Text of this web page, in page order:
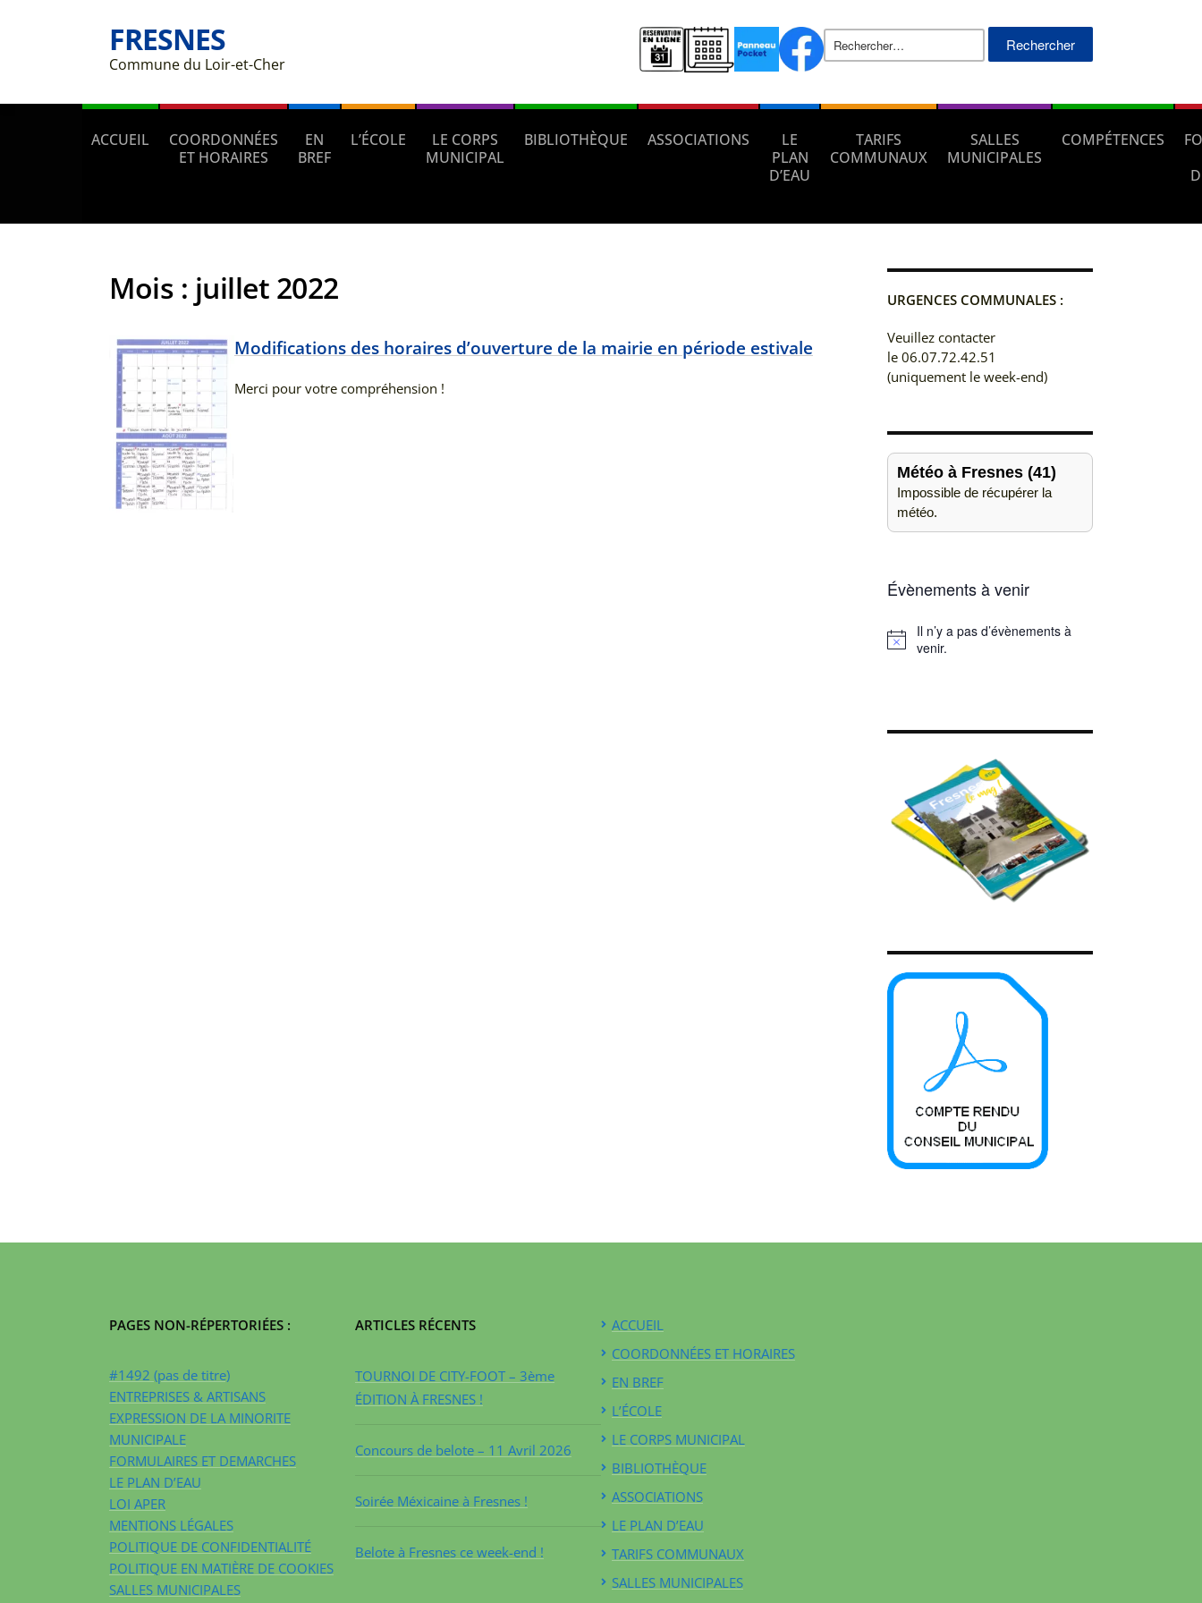
FRESNES
Commune du Loir-et-Cher
Rechercher :
ACCUEIL
COORDONNÉES
ET HORAIRES
EN
BREF
L’ÉCOLE
LE CORPS
MUNICIPAL
BIBLIOTHÈQUE ASSOCIATIONS
LE
PLAN
D’EAU
TARIFS
COMMUNAUX
SALLES
MUNICIPALES
COMPÉTENCES
Mois : juillet 2022
Modifications des horaires d’ouverture de la mairie en période estivale
Merci pour votre compréhension !
URGENCES COMMUNALES :
Veuillez contacter
le 06.07.72.42.51
(uniquement le week-end)
Météo à Fresnes (41)
Impossible de récupérer la
météo.
Évènements à venir
Notice
Il n’y a pas d’évènements à
venir.
PAGES NON-RÉPERTORIÉES :
#1492 (pas de titre)
ENTREPRISES & ARTISANS
EXPRESSION DE LA MINORITE
MUNICIPALE
FORMULAIRES ET DEMARCHES
LE PLAN D’EAU
LOI APER
MENTIONS LÉGALES
POLITIQUE DE CONFIDENTIALITÉ
POLITIQUE EN MATIÈRE DE COOKIES
SALLES MUNICIPALES
ARTICLES RÉCENTS
TOURNOI DE CITY-FOOT – 3ème
ÉDITION À FRESNES !
Concours de belote – 11 Avril 2026
Soirée Méxicaine à Fresnes !
Belote à Fresnes ce week-end !
ACCUEIL
COORDONNÉES ET HORAIRES
EN BREF
L’ÉCOLE
LE CORPS MUNICIPAL
BIBLIOTHÈQUE
ASSOCIATIONS
LE PLAN D’EAU
TARIFS COMMUNAUX
SALLES MUNICIPALES